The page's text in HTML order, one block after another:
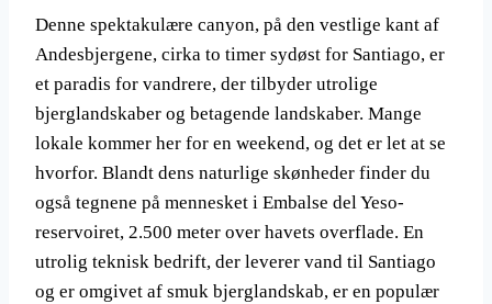
Denne spektakulære canyon, på den vestlige kant af
Andesbjergene, cirka to timer sydøst for Santiago, er
et paradis for vandrere, der tilbyder utrolige
bjerglandskaber og betagende landskaber. Mange
lokale kommer her for en weekend, og det er let at se
hvorfor. Blandt dens naturlige skønheder finder du
også tegnene på mennesket i Embalse del Yeso-
reservoiret, 2.500 meter over havets overflade. En
utrolig teknisk bedrift, der leverer vand til Santiago
og er omgivet af smuk bjerglandskab, er en populær